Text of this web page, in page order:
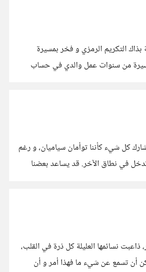
التكريم الرمزي و فخر بمسيرة
من سنوات عمل والدي في حساب
كل شيء كأننا توأمان سياميان، و رغم
منا أن تدخل في نطاق الآخر. قد يساعد بعضنا
نسائمها العليلة كل ذرة في القلب،
أن تسمع عن شيء ما فهذا أمر و أن